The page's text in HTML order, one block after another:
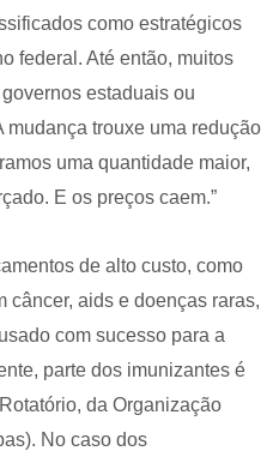
como estratégicos
federal. Até então, muitos
estaduais ou
mudança trouxe uma redução
uma quantidade maior,
E os preços caem.”
de alto custo, como
câncer, aids e doenças raras,
com sucesso para a
parte dos imunizantes é
da Organização
No caso dos